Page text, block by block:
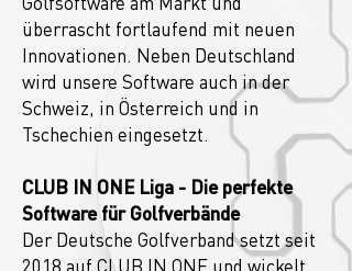
überrascht fortlaufend mit neuen
Innovationen. Neben Deutschland
wird unsere Software auch in der
Schweiz, in Österreich und in
Tschechien eingesetzt.
CLUB IN ONE Liga - Die perfekte
Software für Golfverbände
Der Deutsche Golfverband setzt seit
2018 auf CLUB IN ONE und wickelt